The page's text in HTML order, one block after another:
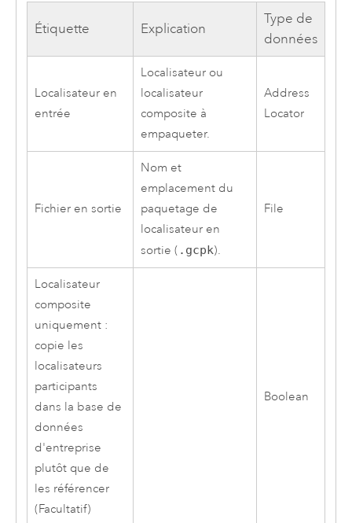
Étiquette Explication
Type de
données
Localisateur en
entrée
Localisateur ou
localisateur
composite à
empaqueter.
Address
Locator
Fichier en sortie
Nom et
emplacement du
paquetage de
localisateur en
sortie ( .gcpk).
File
Localisateur
composite
uniquement :
copie les
localisateurs
participants
dans la base de
données
d'entreprise
plutôt que de
les référencer
(Facultatif)
Boolean